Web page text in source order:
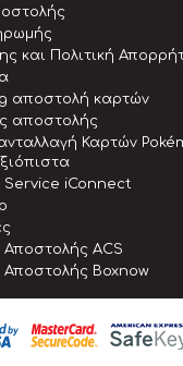
και Πολιτική
αποστολή καρτών
αποστολής
Καρτών
Service iConnect
ACS
Αποστολής Boxnow